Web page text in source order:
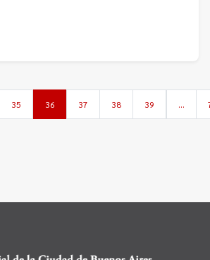
35 36 37 38 39 …